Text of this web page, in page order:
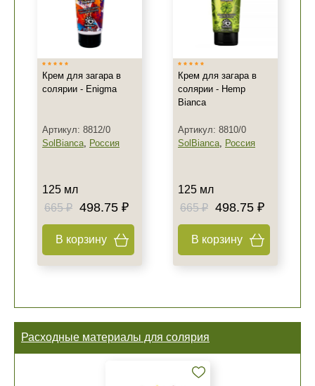
Крем для загара в
солярии - Enigma
Артикул: 8812/0
SolBianca, Россия
125 мл
665 ₽ 498.75 ₽
В корзину
Крем для загара в
солярии - Hemp
Bianca
Артикул: 8810/0
SolBianca, Россия
125 мл
665 ₽ 498.75 ₽
В корзину
Расходные материалы для солярия